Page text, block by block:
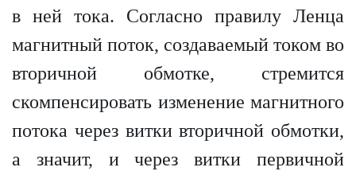
в ней тока. Согласно правилу Ленца
магнитный поток, создаваемый током во
вторичной обмотке, стремится
скомпенсировать изменение магнитного
потока через витки вторичной обмотки,
а значит, и через витки первичной